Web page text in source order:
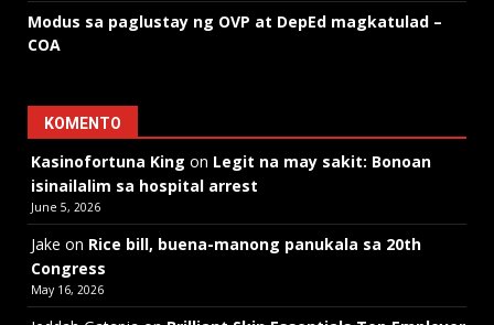
Modus sa paglustay ng OVP at DepEd magkatulad –
COA
KOMENTO
Kasinofortuna King on Legit na may sakit: Bonoan
isinailalim sa hospital arrest
June 5, 2026
Jake on Rice bill, buena-manong panukala sa 20th
Congress
May 16, 2026